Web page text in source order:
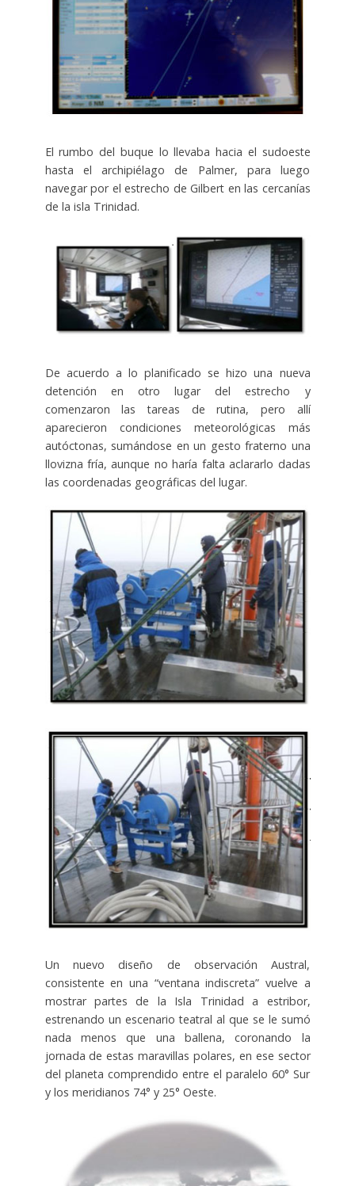
El rumbo del buque lo llevaba hacia el sudoeste
hasta el archipiélago de Palmer, para luego
navegar por el estrecho de Gilbert en las cercanías
de la isla Trinidad.
De acuerdo a lo planificado se hizo una nueva
detención en otro lugar del estrecho y
comenzaron las tareas de rutina, pero allí
aparecieron condiciones meteorológicas más
autóctonas, sumándose en un gesto fraterno una
llovizna fría, aunque no haría falta aclararlo dadas
las coordenadas geográficas del lugar.
Un nuevo diseño de observación Austral,
consistente en una “ventana indiscreta” vuelve a
mostrar partes de la Isla Trinidad a estribor,
estrenando un escenario teatral al que se le sumó
nada menos que una ballena, coronando la
jornada de estas maravillas polares, en ese sector
del planeta comprendido entre el paralelo 60° Sur
y los meridianos 74° y 25° Oeste.